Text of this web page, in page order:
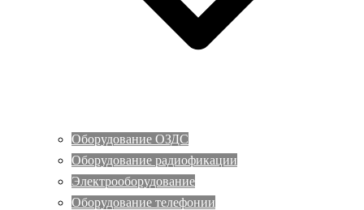
Оборудование ОЗДС
Оборудование радиофикации
Электрооборудование
Оборудование телефонии